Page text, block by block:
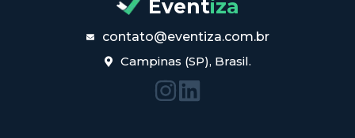
Eventiza
contato@eventiza.com.br
Campinas (SP), Brasil.